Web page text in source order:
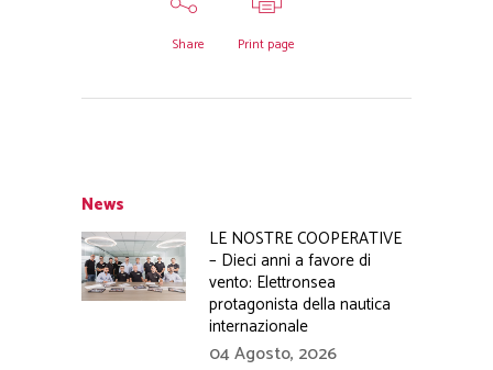
Share Print page
News
LE NOSTRE COOPERATIVE
– Dieci anni a favore di
vento: Elettronsea
protagonista della nautica
internazionale
04 Agosto, 2026